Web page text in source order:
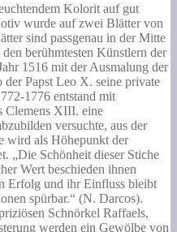
Kolorit auf gut
wurde auf zwei Blätter von
sind passgenau in der Mitte
berühmtesten Künstlern der
1516 mit der Ausmalung der
Papst Leo X. seine private
1776 entstand mit
Clemens XIII. eine
versuchte, aus der
wird als Höhepunkt der
„Die Schönheit dieser Stiche
Wert beschieden ihnen
Erfolg und ihr Einfluss bleibt
spürbar.“ (N. Darcos).
Schnörkel Raffaels,
werden ein Gewölbe von